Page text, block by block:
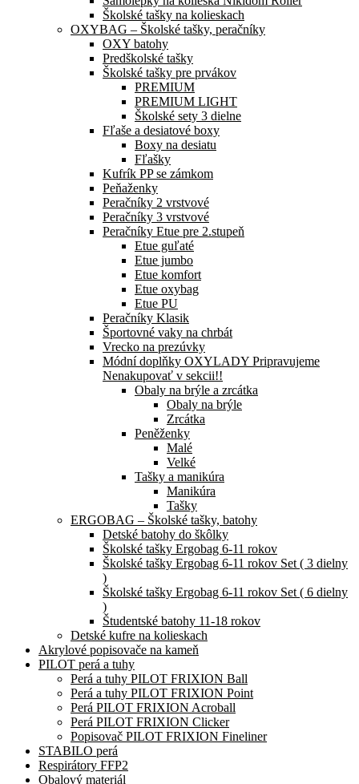
Školské tašky na kolieskach
OXYBAG – Školské tašky, peračníky
OXY batohy
Predškolské tašky
Školské tašky pre prvákov
PREMIUM
PREMIUM LIGHT
Školské sety 3 dielne
Fľaše a desiatové boxy
Boxy na desiatu
Fľašky
Kufrík PP se zámkom
Peňaženky
Peračníky 2 vrstvové
Peračníky 3 vrstvové
Peračníky Etue pre 2.stupeň
Etue guľaté
Etue jumbo
Etue komfort
Etue oxybag
Etue PU
Peračníky Klasik
Športovné vaky na chrbát
Vrecko na prezúvky
Módní doplňky OXYLADY Pripravujeme
Nenakupovať v sekcii!!
Obaly na brýle a zrcátka
Obaly na brýle
Zrcátka
Peněženky
Malé
Velké
Tašky a manikúra
Manikúra
Tašky
ERGOBAG – Školské tašky, batohy
Detské batohy do škôlky
Školské tašky Ergobag 6-11 rokov
Školské tašky Ergobag 6-11 rokov Set ( 3 dielny
)
Školské tašky Ergobag 6-11 rokov Set ( 6 dielny
)
Študentské batohy 11-18 rokov
Detské kufre na kolieskach
Akrylové popisovače na kameň
PILOT perá a tuhy
Perá a tuhy PILOT FRIXION Ball
Perá a tuhy PILOT FRIXION Point
Perá PILOT FRIXION Acroball
Perá PILOT FRIXION Clicker
Popisovač PILOT FRIXION Fineliner
STABILO perá
Respirátory FFP2
Obalový materiál